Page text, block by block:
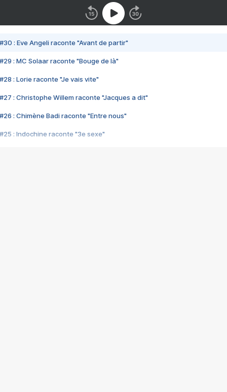
#30 : Eve Angeli raconte "Avant de partir"
#29 : MC Solaar raconte "Bouge de là"
#28 : Lorie raconte "Je vais vite"
#27 : Christophe Willem raconte "Jacques a dit"
#26 : Chimène Badi raconte "Entre nous"
#25 : Indochine raconte "3e sexe"